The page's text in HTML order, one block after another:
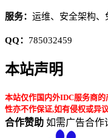
服务： 运维、安全架构、
QQ： 785032459
本站声明
本站仅作国内外IDC服务商
性亦不作保证,如有侵权或异
合作赞助 如需广告合作